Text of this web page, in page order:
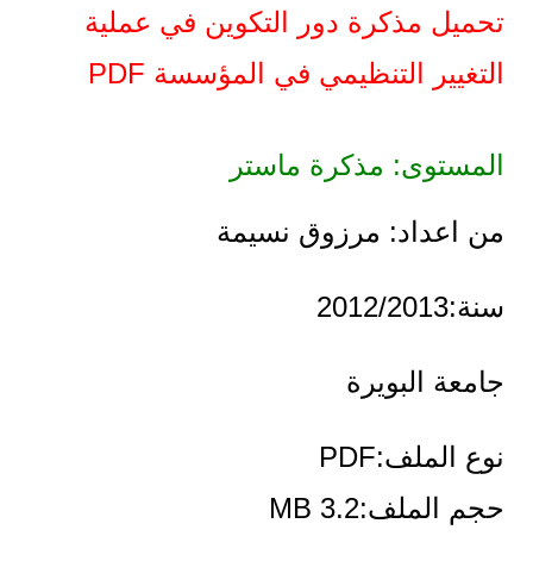
تحميل مذكرة دور التكوين في عملية
التغيير التنظيمي في المؤسسة PDF
المستوى: مذكرة ماستر
من اعداد: مرزوق نسيمة
سنة:2012/2013
جامعة البويرة
نوع الملف:PDF
حجم الملف:3.2 MB